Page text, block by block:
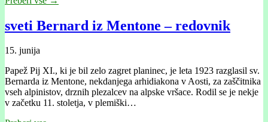
sveti Bernard iz Mentone – redovnik
15. junija
Papež Pij XI., ki je bil zelo zagret planinec, je leta 1923 razglasil sv.
Bernarda iz Mentone, nekdanjega arhidiakona v Aosti, za zaščitnika
vseh alpinistov, drznih plezalcev na alpske vršace. Rodil se je nekje
v začetku 11. stoletja, v plemiški…